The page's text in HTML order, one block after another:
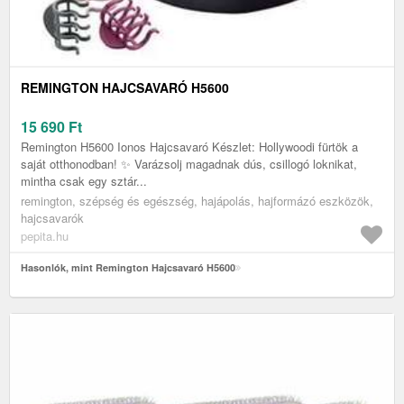
REMINGTON HAJCSAVARÓ H5600
15 690 Ft
Remington H5600 Ionos Hajcsavaró Készlet: Hollywoodi fürtök a
saját otthonodban! ✨ Varázsolj magadnak dús, csillogó loknikat,
mintha csak egy sztár...
remington, szépség és egészség, hajápolás, hajformázó eszközök,
hajcsavarók
pepita.hu
Hasonlók, mint Remington Hajcsavaró H5600